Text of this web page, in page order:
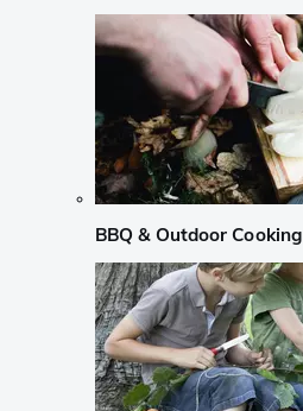
BBQ & Outdoor Cooking